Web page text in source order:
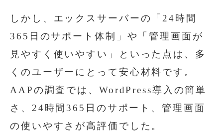
しかし、エックスサーバーの「24時間
365日のサポート体制」や「管理画面が
見やすく使いやすい」といった点は、多
くのユーザーにとって安心材料です。
AAPの調査では、WordPress導入の簡単
さ、24時間365日のサポート、管理画面
の使いやすさが高評価でした。